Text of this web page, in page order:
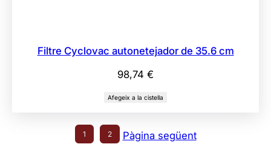
Filtre Cyclovac autonetejador de 35.6 cm
98,74 €
Afegeix a la cistella
1 2
Pàgina següent